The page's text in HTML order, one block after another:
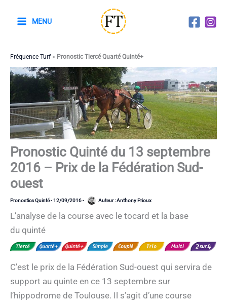
MENU
Fréquence Turf> Pronostic Tiercé Quarté Quinté+
Pronostic Quinté du 13 septembre
2016 – Prix de la Fédération Sud-
ouest
Pronostics Quinté-12/09/2016- Auteur :Anthony Prioux
L’analyse de la course avec le tocard et la base
du quinté
C’est le prix de la Fédération Sud-ouest qui servira de
support au quinte en ce 13 septembre sur
l’hippodrome de Toulouse. Il s’agit d’une course